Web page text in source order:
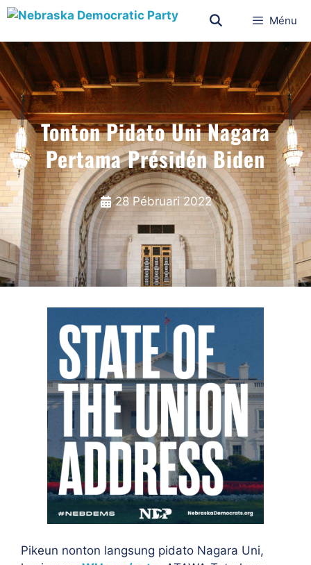
Ménu
Tonton Pidato Uni Nagara
Pertama Présidén Biden
28 Pébruari 2022
Pikeun nonton langsung pidato Nagara Uni,